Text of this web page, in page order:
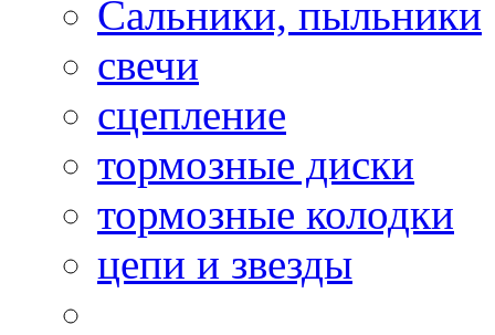
Сальники, пыльники
свечи
сцепление
тормозные диски
тормозные колодки
цепи и звезды